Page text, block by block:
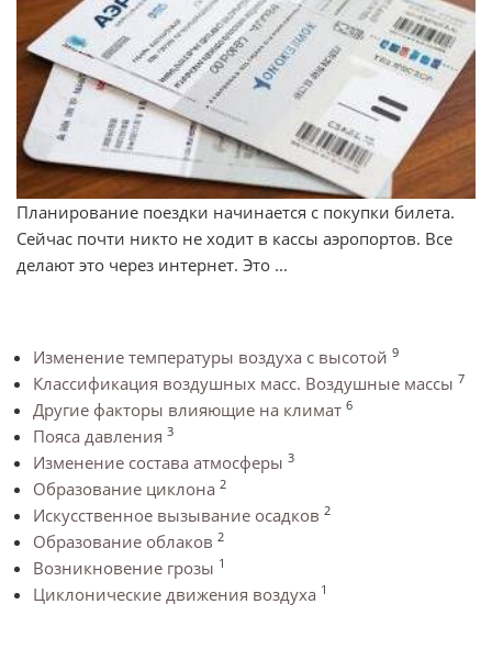
Планирование поездки начинается с покупки билета.
Сейчас почти никто не ходит в кассы аэропортов. Все
делают это через интернет. Это ...
Изменение температуры воздуха с высотой 9
Классификация воздушных масс. Воздушные массы 7
Другие факторы влияющие на климат 6
Пояса давления 3
Изменение состава атмосферы 3
Образование циклона 2
Искусственное вызывание осадков 2
Образование облаков 2
Возникновение грозы 1
Циклонические движения воздуха 1